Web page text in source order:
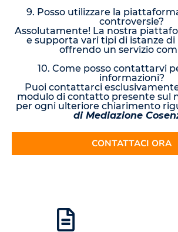
9. Posso utilizzare la
controversie?
Assolutamente! La nostra
e supporta vari tipi di istanze di
offrendo un servizio
10. Come posso contattarvi
informazioni?
Puoi contattarci
modulo di contatto presente sul
per ogni ulteriore chiarimento
di Mediazione
CONTATTACI ORA